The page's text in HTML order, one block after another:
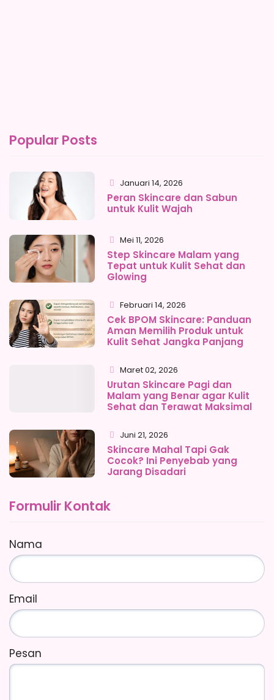
Popular Posts
Januari 14, 2026
Peran Skincare dan Sabun
untuk Kulit Wajah
Mei 11, 2026
Step Skincare Malam yang
Tepat untuk Kulit Sehat dan
Glowing
Februari 14, 2026
Cek BPOM Skincare: Panduan
Aman Memilih Produk untuk
Kulit Sehat Jangka Panjang
Maret 02, 2026
Urutan Skincare Pagi dan
Malam yang Benar agar Kulit
Sehat dan Terawat Maksimal
Juni 21, 2026
Skincare Mahal Tapi Gak
Cocok? Ini Penyebab yang
Jarang Disadari
Formulir Kontak
Nama
Email
Pesan